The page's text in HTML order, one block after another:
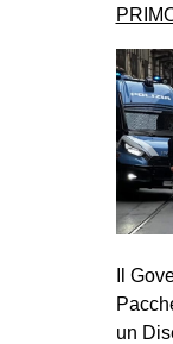
Il
un